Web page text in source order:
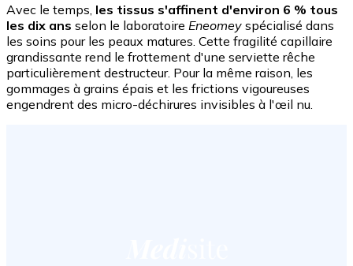
Avec le temps, les tissus s'affinent d'environ 6 % tous
les dix ans selon le laboratoire Eneomey spécialisé dans
les soins pour les peaux matures. Cette fragilité capillaire
grandissante rend le frottement d'une serviette rêche
particulièrement destructeur. Pour la même raison, les
gommages à grains épais et les frictions vigoureuses
engendrent des micro-déchirures invisibles à l'œil nu.